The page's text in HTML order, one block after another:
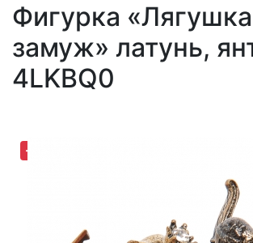
Фигурка
замуж» латунь,
4LKBQ0
-30,63%